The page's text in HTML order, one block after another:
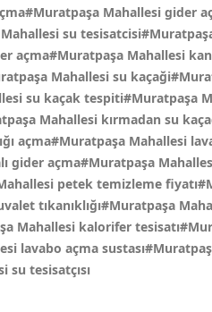
Mahallesi gider
su
açma#Muratpaşa Mahallesi
Mahallesi su
su kaçak tespiti#Muratpaşa
Mahallesi kırmadan su
açma#Muratpaşa Mahallesi
gider açma#Muratpaşa
petek temizleme
tıkanıklığı#Muratpaşa
Mahallesi kalorifer
lavabo açma
su tesisatçısı